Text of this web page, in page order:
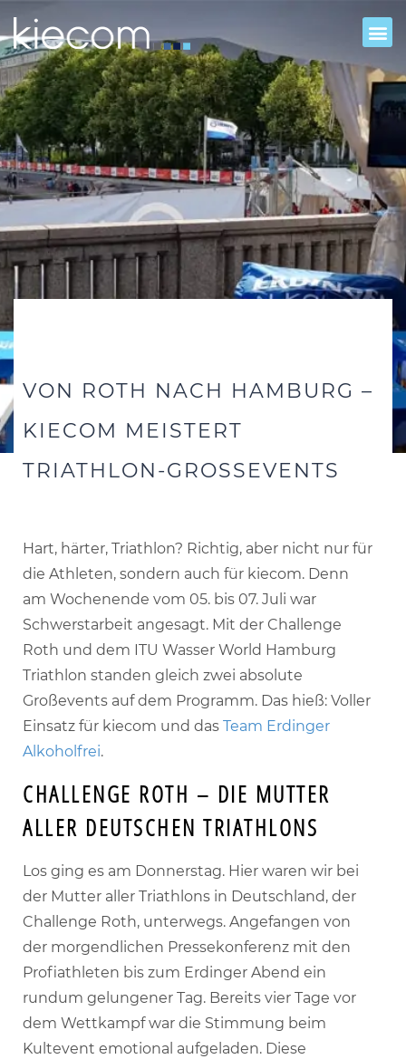
VON ROTH NACH HAMBURG –
KIECOM MEISTERT
TRIATHLON-GROSSEVENTS
Hart, härter, Triathlon? Richtig, aber nicht nur für
die Athleten, sondern auch für kiecom. Denn
am Wochenende vom 05. bis 07. Juli war
Schwerstarbeit angesagt. Mit der Challenge
Roth und dem ITU Wasser World Hamburg
Triathlon standen gleich zwei absolute
Großevents auf dem Programm. Das hieß: Voller
Einsatz für kiecom und das Team Erdinger
Alkoholfrei.
CHALLENGE ROTH – DIE MUTTER
ALLER DEUTSCHEN TRIATHLONS
Los ging es am Donnerstag. Hier waren wir bei
der Mutter aller Triathlons in Deutschland, der
Challenge Roth, unterwegs. Angefangen von
der morgendlichen Pressekonferenz mit den
Profiathleten bis zum Erdinger Abend ein
rundum gelungener Tag. Bereits vier Tage vor
dem Wettkampf war die Stimmung beim
Kultevent emotional aufgeladen. Diese